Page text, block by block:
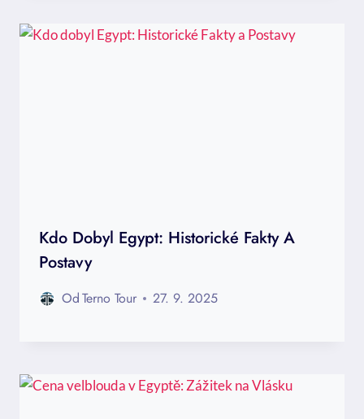
Kdo Dobyl Egypt: Historické Fakty A
Postavy
OdTerno Tour 27. 9. 2025